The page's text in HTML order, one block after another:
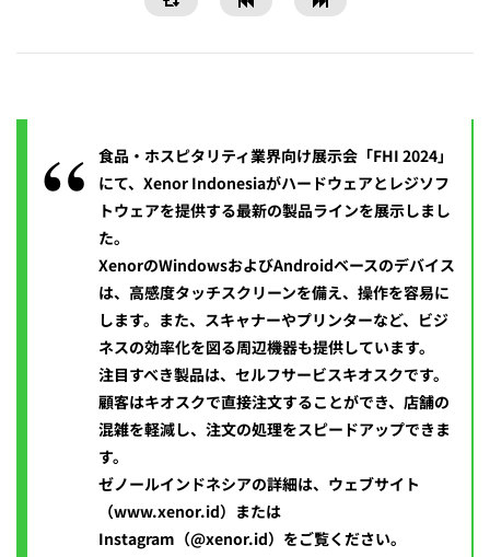
食品・ホスピタリティ業界向け展示会「FHI 2024」
にて、Xenor Indonesiaがハードウェアとレジソフ
トウェアを提供する最新の製品ラインを展示しまし
た。
XenorのWindowsおよびAndroidベースのデバイス
は、高感度タッチスクリーンを備え、操作を容易に
します。また、スキャナーやプリンターなど、ビジ
ネスの効率化を図る周辺機器も提供しています。
注目すべき製品は、セルフサービスキオスクです。
顧客はキオスクで直接注文することができ、店舗の
混雑を軽減し、注文の処理をスピードアップできま
す。
ゼノールインドネシアの詳細は、ウェブサイト
（www.xenor.id）または
Instagram（@xenor.id）をご覧ください。